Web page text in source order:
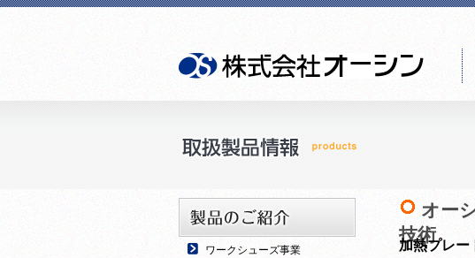
ワークシューズ事業
オー
技術
加熱プレー